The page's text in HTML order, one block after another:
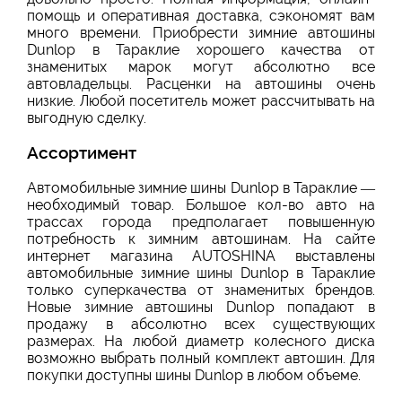
помощь и оперативная доставка, сэкономят вам
много времени. Приобрести зимние автошины
Dunlop в Тараклие хорошего качества от
знаменитых марок могут абсолютно все
автовладельцы. Расценки на автошины очень
низкие. Любой посетитель может рассчитывать на
выгодную сделку.
Ассортимент
Автомобильные зимние шины Dunlop в Тараклие —
необходимый товар. Большое кол-во авто на
трассах города предполагает повышенную
потребность к зимним автошинам. На сайте
интернет магазина AUTOSHINA выставлены
автомобильные зимние шины Dunlop в Тараклие
только суперкачества от знаменитых брендов.
Новые зимние автошины Dunlop попадают в
продажу в абсолютно всех существующих
размерах. На любой диаметр колесного диска
возможно выбрать полный комплект автошин. Для
покупки доступны шины Dunlop в любом объеме.